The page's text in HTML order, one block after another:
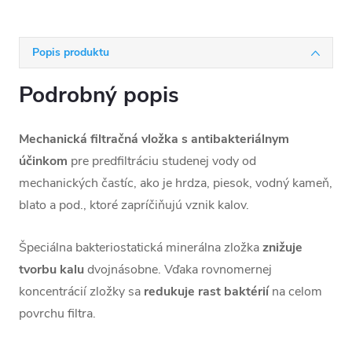
Popis produktu
Podrobný popis
Mechanická filtračná vložka s antibakteriálnym
účinkom pre predfiltráciu studenej vody od
mechanických častíc, ako je hrdza, piesok, vodný kameň,
blato a pod., ktoré zapríčiňujú vznik kalov.
Špeciálna bakteriostatická minerálna zložkaznižuje
tvorbu kaludvojnásobne. Vďaka rovnomernej
koncentrácií zložky sa redukuje rast baktériína celom
povrchu filtra.